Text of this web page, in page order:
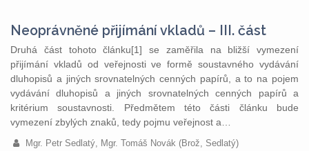
Neoprávněné přijímání vkladů – III. část
Druhá část tohoto článku[1] se zaměřila na bližší vymezení
přijímání vkladů od veřejnosti ve formě soustavného vydávání
dluhopisů a jiných srovnatelných cenných papírů, a to na pojem
vydávání dluhopisů a jiných srovnatelných cenných papírů a
kritérium soustavnosti. Předmětem této části článku bude
vymezení zbylých znaků, tedy pojmu veřejnost a…
Mgr. Petr Sedlatý, Mgr. Tomáš Novák (Brož, Sedlatý)